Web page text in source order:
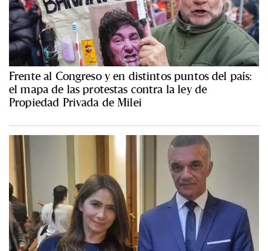
Frente al Congreso y en distintos puntos del país:
el mapa de las protestas contra la ley de
Propiedad Privada de Milei